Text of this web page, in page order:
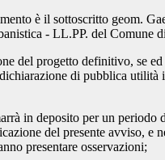
è il sottoscritto geom.
- LL.PP. del Comune
del progetto definitivo, se
dichiarazione di pubblica
in deposito per un periodo
del presente avviso, e
presentare osservazioni;